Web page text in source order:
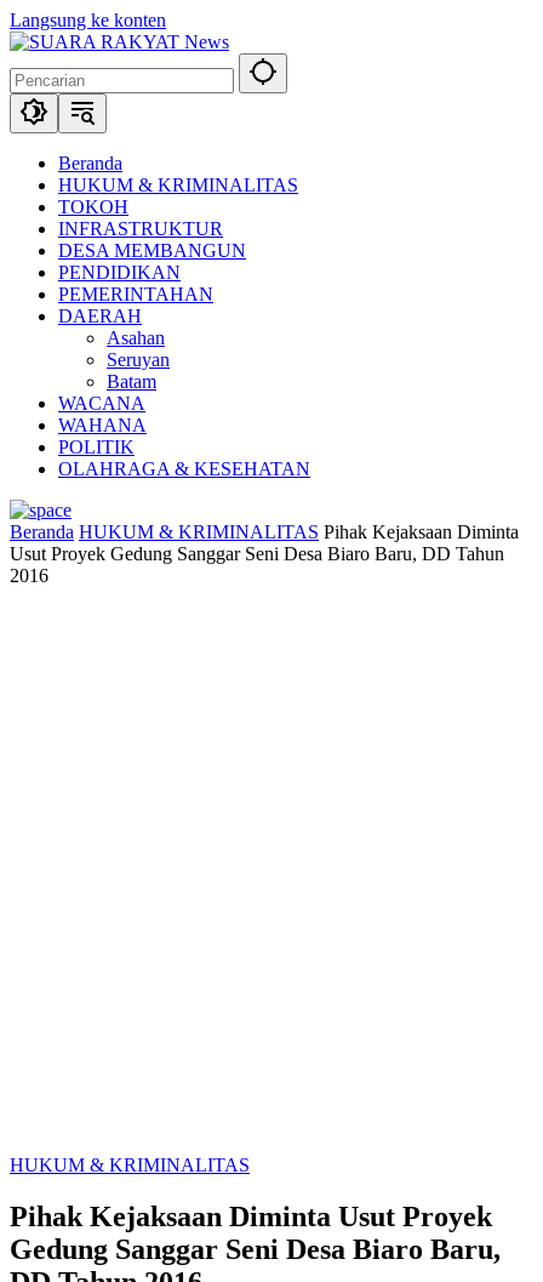
Langsung ke konten
Beranda
HUKUM & KRIMINALITAS
TOKOH
INFRASTRUKTUR
DESA MEMBANGUN
PENDIDIKAN
PEMERINTAHAN
DAERAH
Asahan
Seruyan
Batam
WACANA
WAHANA
POLITIK
OLAHRAGA & KESEHATAN
Beranda HUKUM & KRIMINALITAS Pihak Kejaksaan Diminta
Usut Proyek Gedung Sanggar Seni Desa Biaro Baru, DD Tahun
2016
HUKUM & KRIMINALITAS
Pihak Kejaksaan Diminta Usut Proyek
Gedung Sanggar Seni Desa Biaro Baru,